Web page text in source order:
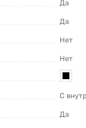
Да
Да
Нет
Нет
С
Да